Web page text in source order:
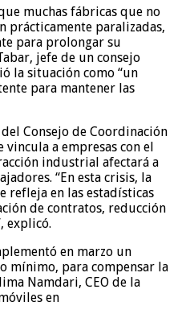
muchas fábricas que no
prácticamente paralizadas,
para prolongar su
jefe de un consejo
la situación como “un
para mantener las
Consejo de Coordinación
a empresas con el
industrial afectará a
“En esta crisis, la
refleja en las estadísticas
de contratos, reducción
explicó.
en marzo un
mínimo, para compensar la
Namdari, CEO de la
en